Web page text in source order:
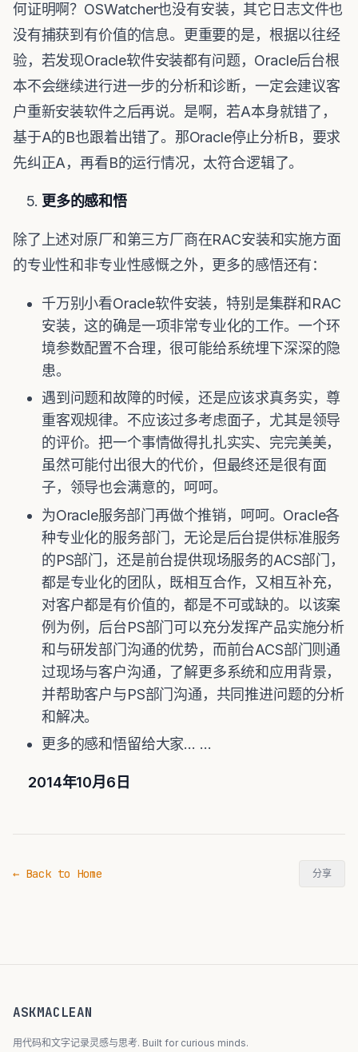
何证明啊？OSWatcher也没有安装，其它日志文件也
没有捕获到有价值的信息。更重要的是，根据以往经
验，若发现Oracle软件安装都有问题，Oracle后台根
本不会继续进行进一步的分析和诊断，一定会建议客
户重新安装软件之后再说。是啊，若A本身就错了，
基于A的B也跟着出错了。那Oracle停止分析B，要求
先纠正A，再看B的运行情况，太符合逻辑了。
更多的感和悟
除了上述对原厂和第三方厂商在RAC安装和实施方面
的专业性和非专业性感慨之外，更多的感悟还有：
千万别小看Oracle软件安装，特别是集群和RAC
安装，这的确是一项非常专业化的工作。一个环
境参数配置不合理，很可能给系统埋下深深的隐
患。
遇到问题和故障的时候，还是应该求真务实，尊
重客观规律。不应该过多考虑面子，尤其是领导
的评价。把一个事情做得扎扎实实、完完美美，
虽然可能付出很大的代价，但最终还是很有面
子，领导也会满意的，呵呵。
为Oracle服务部门再做个推销，呵呵。Oracle各
种专业化的服务部门，无论是后台提供标准服务
的PS部门，还是前台提供现场服务的ACS部门，
都是专业化的团队，既相互合作，又相互补充，
对客户都是有价值的，都是不可或缺的。以该案
例为例，后台PS部门可以充分发挥产品实施分析
和与研发部门沟通的优势，而前台ACS部门则通
过现场与客户沟通，了解更多系统和应用背景，
并帮助客户与PS部门沟通，共同推进问题的分析
和解决。
更多的感和悟留给大家… …
2014年10月6日
← Back to Home 分享
ASKMACLEAN
用代码和文字记录灵感与思考. Built for curious minds.